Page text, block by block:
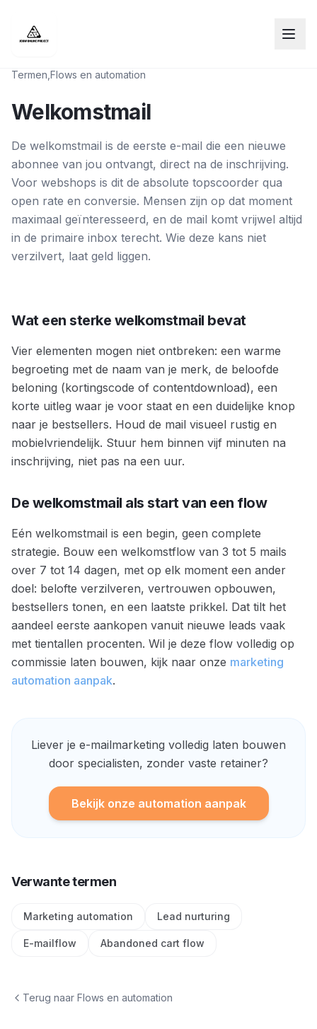
Termen Flows en automation
Welkomstmail
De welkomstmail is de eerste e-mail die een nieuwe
abonnee van jou ontvangt, direct na de inschrijving.
Voor webshops is dit de absolute topscoorder qua
open rate en conversie. Mensen zijn op dat moment
maximaal geïnteresseerd, en de mail komt vrijwel altijd
in de primaire inbox terecht. Wie deze kans niet
verzilvert, laat geld liggen.
Wat een sterke welkomstmail bevat
Vier elementen mogen niet ontbreken: een warme
begroeting met de naam van je merk, de beloofde
beloning (kortingscode of contentdownload), een
korte uitleg waar je voor staat en een duidelijke knop
naar je bestsellers. Houd de mail visueel rustig en
mobielvriendelijk. Stuur hem binnen vijf minuten na
inschrijving, niet pas na een uur.
De welkomstmail als start van een flow
Eén welkomstmail is een begin, geen complete
strategie. Bouw een welkomstflow van 3 tot 5 mails
over 7 tot 14 dagen, met op elk moment een ander
doel: belofte verzilveren, vertrouwen opbouwen,
bestsellers tonen, en een laatste prikkel. Dat tilt het
aandeel eerste aankopen vanuit nieuwe leads vaak
met tientallen procenten. Wil je deze flow volledig op
commissie laten bouwen, kijk naar onze marketing
automation aanpak.
Liever je e-mailmarketing volledig laten bouwen
door specialisten, zonder vaste retainer?
Bekijk onze automation aanpak
Verwante termen
Marketing automation Lead nurturing
E-mailflow Abandoned cart flow
Terug naar Flows en automation